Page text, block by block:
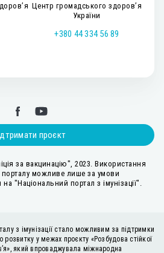
Центр громадського здоров’я
України
+380 44 334 56 89
проєкт
за вакцинацію", 2023. Використання
порталу можливе лише за умови
"Національний портал з імунізації".
з імунізації стало можливим за підтримки
у межах проєкту «Розбудова стійкої
який впроваджувала міжнародна